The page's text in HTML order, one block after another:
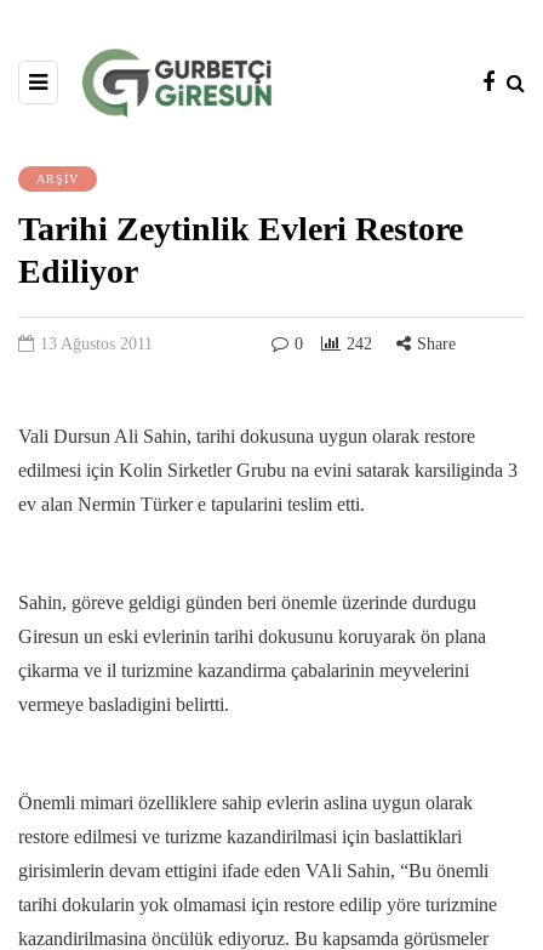
ARŞİV
Tarihi Zeytinlik Evleri Restore
Ediliyor
13 Ağustos 2011 0 242 Share
Vali Dursun Ali Sahin, tarihi dokusuna uygun olarak restore
edilmesi için Kolin Sirketler Grubu na evini satarak karsiliginda 3
ev alan Nermin Türker e tapularini teslim etti.
Sahin, göreve geldigi günden beri önemle üzerinde durdugu
Giresun un eski evlerinin tarihi dokusunu koruyarak ön plana
çikarma ve il turizmine kazandirma çabalarinin meyvelerini
vermeye basladigini belirtti.
Önemli mimari özelliklere sahip evlerin aslina uygun olarak
restore edilmesi ve turizme kazandirilmasi için baslattiklari
girisimlerin devam ettigini ifade eden VAli Sahin, “Bu önemli
tarihi dokularin yok olmamasi için restore edilip yöre turizmine
kazandirilmasina öncülük ediyoruz. Bu kapsamda görüsmeler